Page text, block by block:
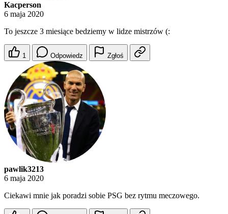
Kacperson
6 maja 2020
To jeszcze 3 miesiące bedziemy w lidze mistrzów (:
1 Odpowiedz Zgłoś
pawlik3213
6 maja 2020
Ciekawi mnie jak poradzi sobie PSG bez rytmu meczowego.